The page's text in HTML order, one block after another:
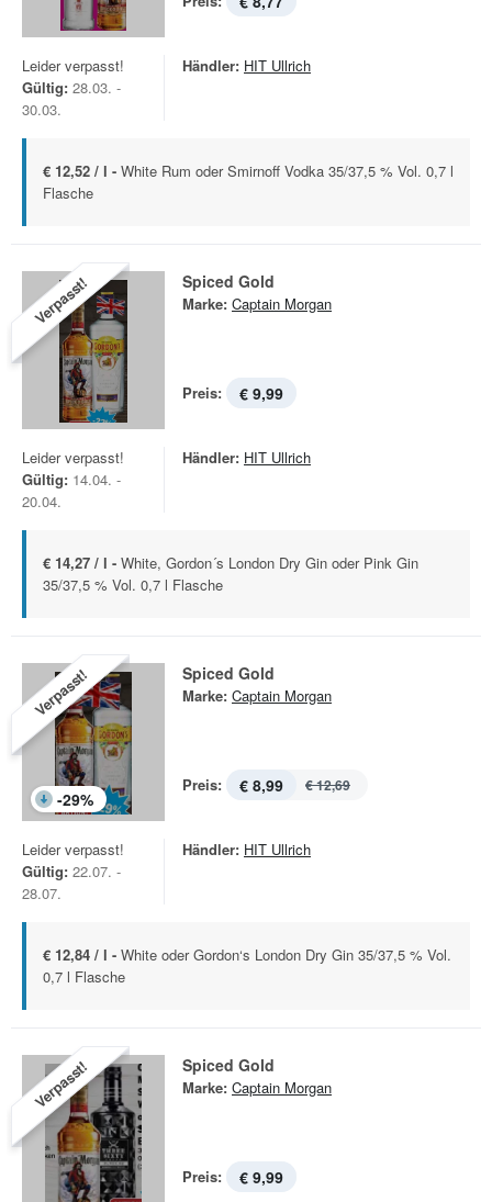
Leider verpasst!
Gültig: 28.03. -
30.03.
Händler: HIT Ullrich
€ 12,52 / l - White Rum oder Smirnoff Vodka 35/37,5 % Vol. 0,7 l
Flasche
Verpasst! Spiced Gold
Marke: Captain Morgan
Preis: € 9,99
Leider verpasst!
Gültig: 14.04. -
20.04.
Händler: HIT Ullrich
€ 14,27 / l - White, Gordon´s London Dry Gin oder Pink Gin
35/37,5 % Vol. 0,7 l Flasche
Verpasst!
-29%
Spiced Gold
Marke: Captain Morgan
Preis: € 8,99 € 12,69
Leider verpasst!
Gültig: 22.07. -
28.07.
Händler: HIT Ullrich
€ 12,84 / l - White oder Gordon‘s London Dry Gin 35/37,5 % Vol.
0,7 l Flasche
Verpasst! Spiced Gold
Marke: Captain Morgan
Preis: € 9,99